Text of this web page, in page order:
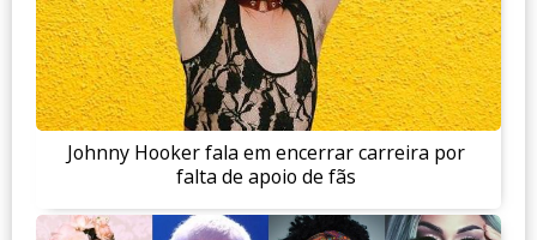
Johnny Hooker fala em encerrar carreira por
falta de apoio de fãs